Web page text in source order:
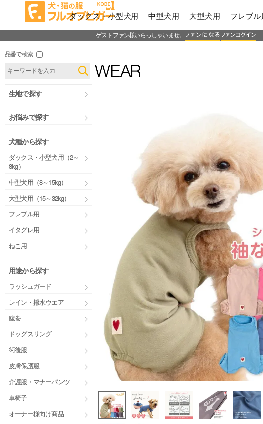
ダックス・小型犬用 中型犬用 大型犬用 フレブル
ゲストファン様いらっしゃいませ。
品番で検索
生地で探す
お悩みで探す
犬種から探す
ダックス・小型犬用（2～
8kg）
中型犬用（8～15kg）
大型犬用（15～32kg）
フレブル用
イタグレ用
ねこ用
用途から探す
ラッシュガード
レイン・撥水ウエア
腹巻
ドッグスリング
術後服
皮膚保護服
介護服・マナーパンツ
車椅子
オーナー様向け商品